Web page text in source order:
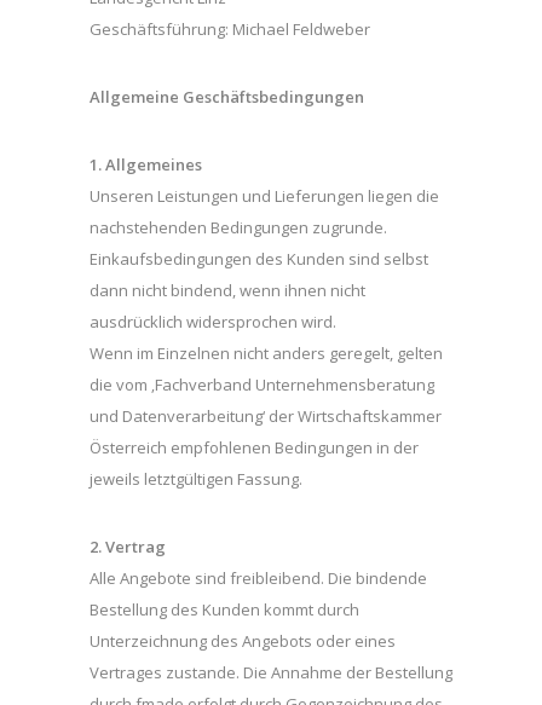
Geschäftsführung: Michael Feldweber
Allgemeine Geschäftsbedingungen
1. Allgemeines
Unseren Leistungen und Lieferungen liegen die
nachstehenden Bedingungen zugrunde.
Einkaufsbedingungen des Kunden sind selbst
dann nicht bindend, wenn ihnen nicht
ausdrücklich widersprochen wird.
Wenn im Einzelnen nicht anders geregelt, gelten
die vom ‚Fachverband Unternehmensberatung
und Datenverarbeitung‘ der Wirtschaftskammer
Österreich empfohlenen Bedingungen in der
jeweils letztgültigen Fassung.
2. Vertrag
Alle Angebote sind freibleibend. Die bindende
Bestellung des Kunden kommt durch
Unterzeichnung des Angebots oder eines
Vertrages zustande. Die Annahme der Bestellung